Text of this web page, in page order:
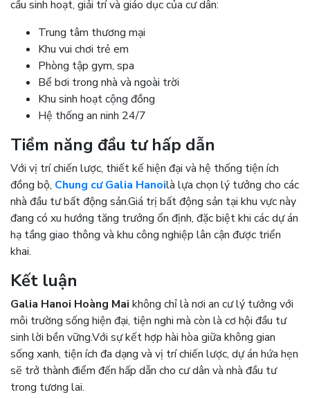
cầu sinh hoạt, giải trí và giáo dục của cư dân:
Trung tâm thương mại
Khu vui chơi trẻ em
Phòng tập gym, spa
Bể bơi trong nhà và ngoài trời
Khu sinh hoạt cộng đồng
Hệ thống an ninh 24/7
Tiềm năng đầu tư hấp dẫn
Với vị trí chiến lược, thiết kế hiện đại và hệ thống tiện ích
đồng bộ, Chung cư Galia Hanoilà lựa chọn lý tưởng cho các
nhà đầu tư bất động sản.Giá trị bất động sản tại khu vực này
đang có xu hướng tăng trưởng ổn định, đặc biệt khi các dự án
hạ tầng giao thông và khu công nghiệp lân cận được triển
khai.
Kết luận
Galia Hanoi Hoàng Mai không chỉ là nơi an cư lý tưởng với
môi trường sống hiện đại, tiện nghi mà còn là cơ hội đầu tư
sinh lời bền vững.Với sự kết hợp hài hòa giữa không gian
sống xanh, tiện ích đa dạng và vị trí chiến lược, dự án hứa hẹn
sẽ trở thành điểm đến hấp dẫn cho cư dân và nhà đầu tư
trong tương lai.